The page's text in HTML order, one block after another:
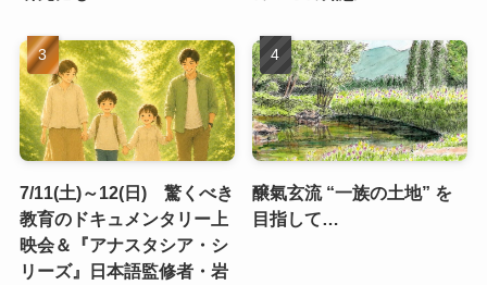
7/11(土)～12(日) 驚くべき
教育のドキュメンタリー上
映会＆『アナスタシア・シ
リーズ』日本語監修者・岩
醸氣玄流 “一族の土地” を
目指して…